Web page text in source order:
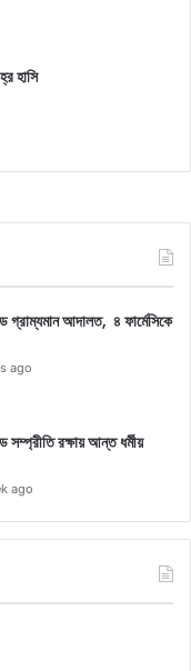
হাসি
গ্রাম্যমান আদালত, ৪ ফার্মেসিকে
ago
সম্প্রীতি রক্ষায় আন্ত ধর্মীয়
ago